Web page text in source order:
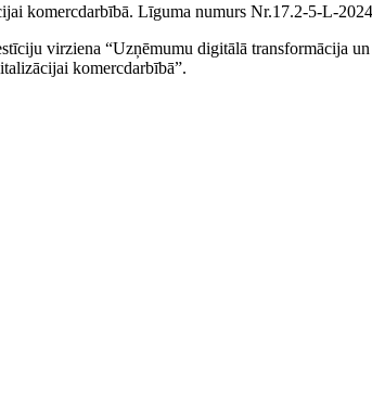
komercdarbībā. Līguma numurs Nr.17.2-5-L-
virziena “Uzņēmumu digitālā transformācija
komercdarbībā”.